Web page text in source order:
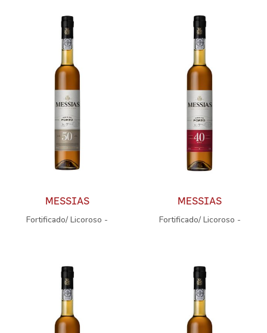
MESSIAS
Fortificado/ Licoroso -
MESSIAS
Fortificado/ Licoroso -